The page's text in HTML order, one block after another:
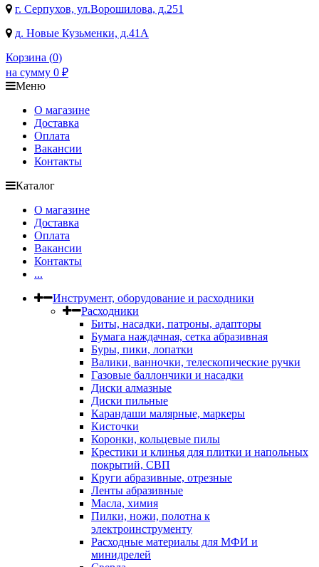
г. Серпухов, ул.Ворошилова, д.251
д. Новые Кузьменки, д.41А
Корзина (0)
на сумму 0 ₽
Меню
О магазине
Доставка
Оплата
Вакансии
Контакты
Каталог
О магазине
Доставка
Оплата
Вакансии
Контакты
...
Инструмент, оборудование и расходники
Расходники
Биты, насадки, патроны, адапторы
Бумага наждачная, сетка абразивная
Буры, пики, лопатки
Валики, ванночки, телескопические ручки
Газовые баллончики и насадки
Диски алмазные
Диски пильные
Карандаши малярные, маркеры
Кисточки
Коронки, кольцевые пилы
Крестики и клинья для плитки и напольных
покрытий, СВП
Круги абразивные, отрезные
Ленты абразивные
Масла, химия
Пилки, ножи, полотна к
электроинструменту
Расходные материалы для МФИ и
минидрелей